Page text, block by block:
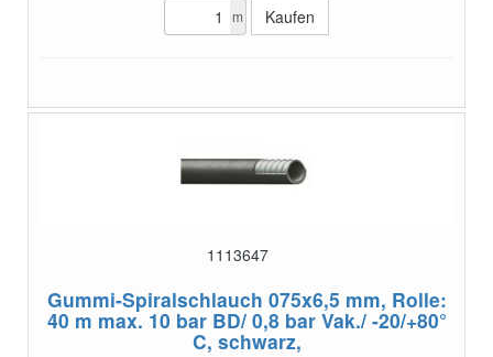
m
1113647
Gummi-Spiralschlauch 075x6,5 mm, Rolle:
40 m max. 10 bar BD/ 0,8 bar Vak./ -20/+80°
C, schwarz,